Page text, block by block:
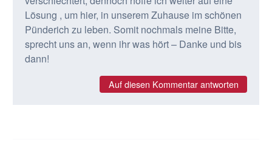
Lösung , um hier, in unserem Zuhause im schönen
Pünderich zu leben. Somit nochmals meine Bitte,
sprecht uns an, wenn ihr was hört – Danke und bis
dann!
Auf diesen Kommentar antworten